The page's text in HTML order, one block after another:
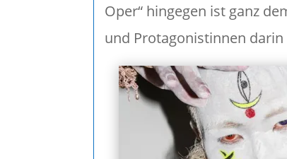
Oper“ hingegen ist ganz
und Protagonistinnen